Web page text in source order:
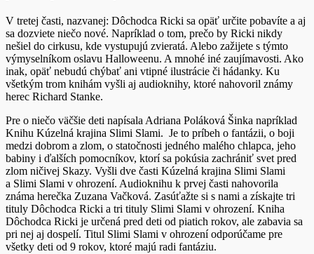
V tretej časti, nazvanej: Dôchodca Ricki sa opäť určite pobavíte a aj
sa dozviete niečo nové. Napríklad o tom, prečo by Ricki nikdy
nešiel do cirkusu, kde vystupujú zvieratá. Alebo zažijete s týmto
výmyselníkom oslavu Halloweenu. A mnohé iné zaujímavosti. Ako
inak, opäť nebudú chýbať ani vtipné ilustrácie či hádanky. Ku
všetkým trom knihám vyšli aj audioknihy, ktoré nahovoril známy
herec Richard Stanke.
Pre o niečo väčšie deti napísala Adriana Poláková Šinka napríklad
Knihu Kúzelná krajina Slimi Slami. Je to príbeh o fantázii, o boji
medzi dobrom a zlom, o statočnosti jedného malého chlapca, jeho
babiny i ďalších pomocníkov, ktorí sa pokúsia zachrániť svet pred
zlom ničivej Skazy. Vyšli dve časti Kúzelná krajina Slimi Slami
a Slimi Slami v ohrození. Audioknihu k prvej časti nahovorila
známa herečka Zuzana Vačková. Zasúťažte si s nami a získajte tri
tituly Dôchodca Ricki a tri tituly Slimi Slami v ohrození. Kniha
Dôchodca Ricki je určená pred deti od piatich rokov, ale zabavia sa
pri nej aj dospelí. Titul Slimi Slami v ohrození odporúčame pre
všetky deti od 9 rokov, ktoré majú radi fantáziu.